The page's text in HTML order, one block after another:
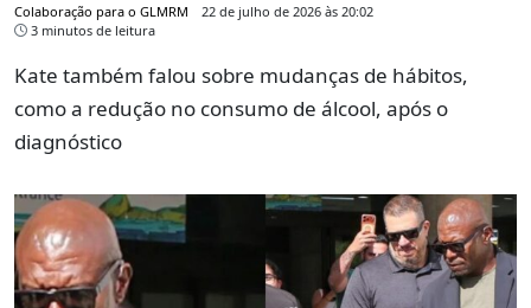
Colaboração para o GLMRM
22 de julho de 2026 às 20:02
3 minutos de leitura
Kate também falou sobre mudanças de hábitos,
como a redução no consumo de álcool, após o
diagnóstico